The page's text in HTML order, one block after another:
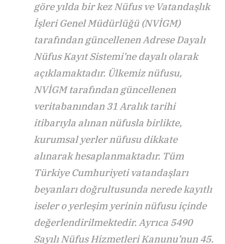
göre yılda bir kez Nüfus ve Vatandaşlık
İşleri Genel Müdürlüğü (NVİGM)
tarafından güncellenen Adrese Dayalı
Nüfus Kayıt Sistemi’ne dayalı olarak
açıklamaktadır. Ülkemiz nüfusu,
NVİGM tarafından güncellenen
veritabanından 31 Aralık tarihi
itibarıyla alınan nüfusla birlikte,
kurumsal yerler nüfusu dikkate
alınarak hesaplanmaktadır. Tüm
Türkiye Cumhuriyeti vatandaşları
beyanları doğrultusunda nerede kayıtlı
iseler o yerleşim yerinin nüfusu içinde
değerlendirilmektedir. Ayrıca 5490
Sayılı Nüfus Hizmetleri Kanunu’nun 45.